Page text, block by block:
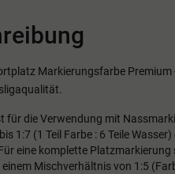
Markierungsfarbe Premium
für die Verwendung mit
1:7 (1 Teil Farbe : 6 Teile
eine komplette Platzmarkierung
Mischverhältnis von 1:5